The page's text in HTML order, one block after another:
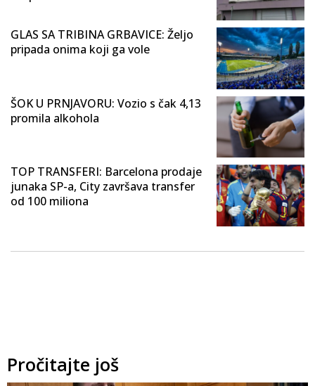
GLAS SA TRIBINA GRBAVICE: Željo
pripada onima koji ga vole
ŠOK U PRNJAVORU: Vozio s čak 4,13
promila alkohola
TOP TRANSFERI: Barcelona prodaje
junaka SP-a, City završava transfer
od 100 miliona
Pročitajte još